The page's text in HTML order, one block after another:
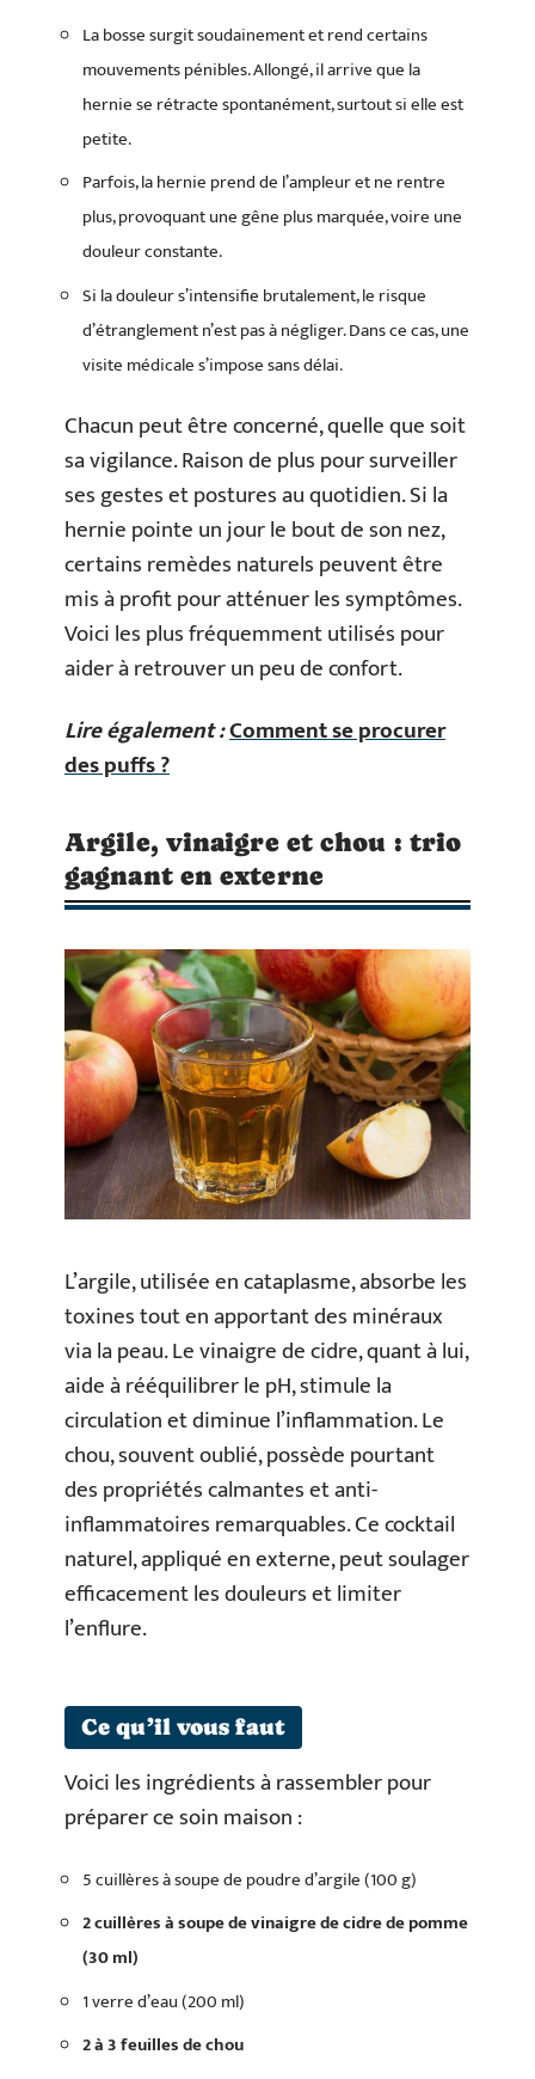
La bosse surgit soudainement et rend certains
mouvements pénibles. Allongé, il arrive que la
hernie se rétracte spontanément, surtout si elle est
petite.
Parfois, la hernie prend de l’ampleur et ne rentre
plus, provoquant une gêne plus marquée, voire une
douleur constante.
Si la douleur s’intensifie brutalement, le risque
d’étranglement n’est pas à négliger. Dans ce cas, une
visite médicale s’impose sans délai.
Chacun peut être concerné, quelle que soit
sa vigilance. Raison de plus pour surveiller
ses gestes et postures au quotidien. Si la
hernie pointe un jour le bout de son nez,
certains remèdes naturels peuvent être
mis à profit pour atténuer les symptômes.
Voici les plus fréquemment utilisés pour
aider à retrouver un peu de confort.
Lire également :Comment se procurer
des puffs ?
Argile, vinaigre et chou : trio
gagnant en externe
L’argile, utilisée en cataplasme, absorbe les
toxines tout en apportant des minéraux
via la peau. Le vinaigre de cidre, quant à lui,
aide à rééquilibrer le pH, stimule la
circulation et diminue l’inflammation. Le
chou, souvent oublié, possède pourtant
des propriétés calmantes et anti-
inflammatoires remarquables. Ce cocktail
naturel, appliqué en externe, peut soulager
efficacement les douleurs et limiter
l’enflure.
Ce qu’il vous faut
Voici les ingrédients à rassembler pour
préparer ce soin maison :
5 cuillères à soupe de poudre d’argile (100 g)
2 cuillères à soupe de vinaigre de cidre de pomme
(30 ml)
1 verre d’eau (200 ml)
2 à 3 feuilles de chou